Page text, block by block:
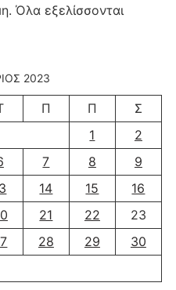
Όλα εξελίσσονται
2023
Π Π
Σ
1
2
7 8
9
14 15
16
21 22
23
28 29
30